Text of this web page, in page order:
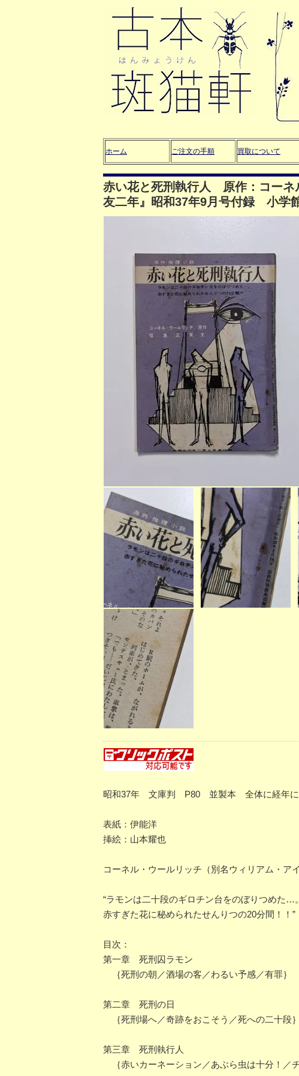
ホーム ご注文の手順 買取について
赤い花と死刑執行人 原作：コー
友二年』昭和37年9月号付録 小学
昭和37年 文庫判 P80 並製本 全体に経年に
表紙：伊能洋
挿絵：山本耀也
コーネル・ウールリッチ（別名ウィリアム・ア
“ラモンは二十段のギロチン台をのぼりつめた…。
赤すぎた花に秘められたせんりつの20分間！！”
目次：
第一章 死刑囚ラモン
｛死刑の朝／酒場の客／わるい予感／有罪｝
第二章 死刑の日
｛死刑場へ／奇跡をおこそう／死への二十段｝
第三章 死刑執行人
｛赤いカーネーション／あぶら虫は十分！／チ